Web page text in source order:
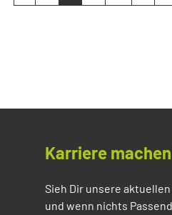
Karriere
Sieh Dir unsere
und wenn nichts